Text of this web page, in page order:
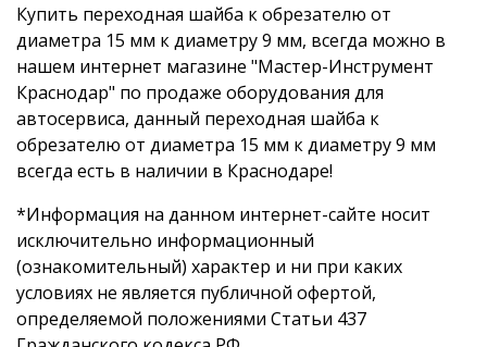
Купить переходная шайба к обрезателю от
диаметра 15 мм к диаметру 9 мм, всегда можно в
нашем интернет магазине "Мастер-Инструмент
Краснодар" по продаже оборудования для
автосервиса, данный переходная шайба к
обрезателю от диаметра 15 мм к диаметру 9 мм
всегда есть в наличии в Краснодаре!
*Информация на данном интернет-сайте носит
исключительно информационный
(ознакомительный) характер и ни при каких
условиях не является публичной офертой,
определяемой положениями Статьи 437